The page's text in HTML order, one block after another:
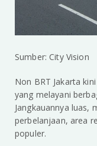
Sumber: City Vision
Non BRT Jakarta
yang melayani
Jangkauannya luas,
perbelanjaan, area
populer.